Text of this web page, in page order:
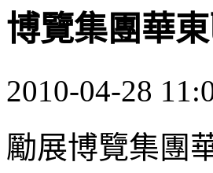
博覽集團華
2010-04-28
勵展博覽集團